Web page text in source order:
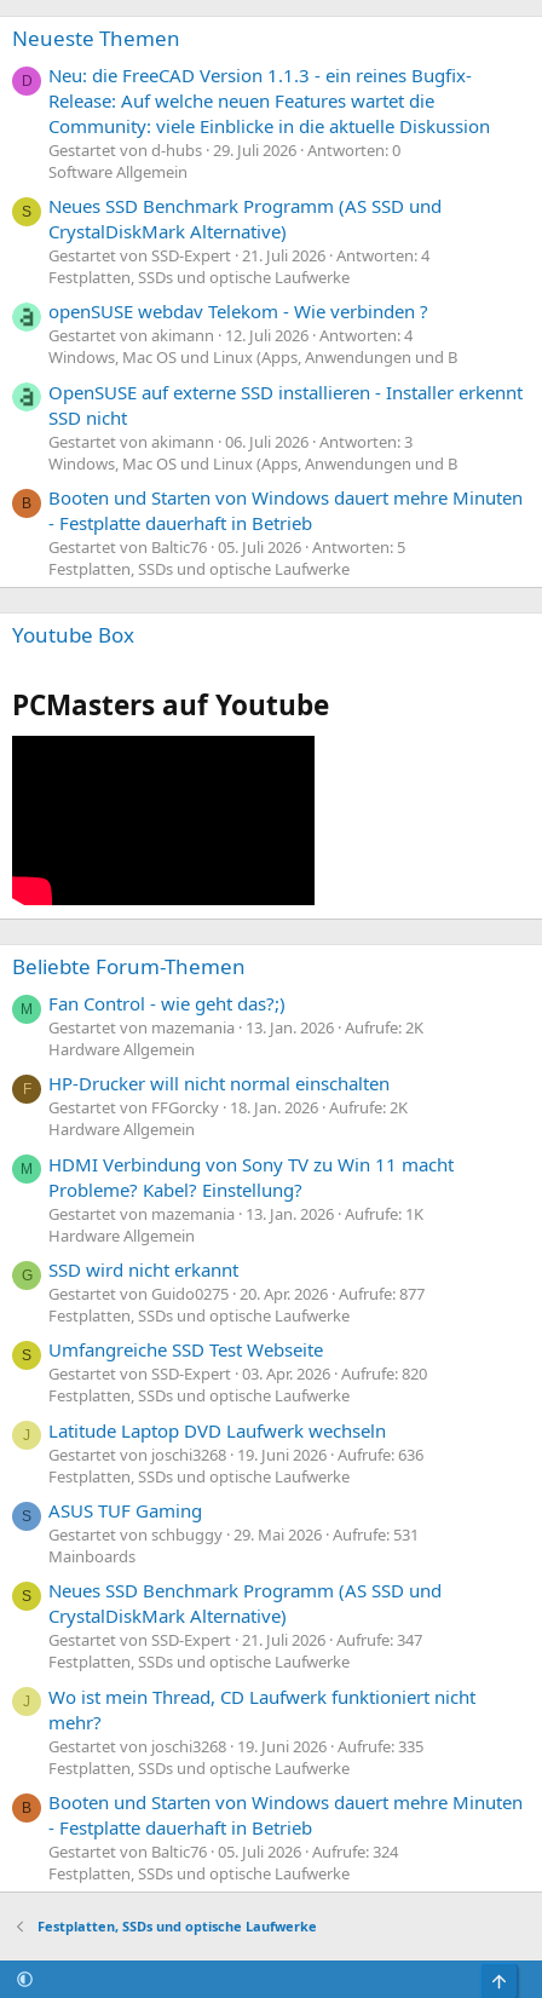
Neueste Themen
D
Neu: die FreeCAD Version 1.1.3 - ein reines Bugfix-
Release: Auf welche neuen Features wartet die
Community: viele Einblicke in die aktuelle Diskussion
Gestartet von d-hubs 29. Juli 2026 Antworten: 0
Software Allgemein
S
Neues SSD Benchmark Programm (AS SSD und
CrystalDiskMark Alternative)
Gestartet von SSD-Expert 21. Juli 2026 Antworten: 4
Festplatten, SSDs und optische Laufwerke
openSUSE webdav Telekom - Wie verbinden ?
Gestartet von akimann 12. Juli 2026 Antworten: 4
Windows, Mac OS und Linux (Apps, Anwendungen und B
OpenSUSE auf externe SSD installieren - Installer erkennt
SSD nicht
Gestartet von akimann 06. Juli 2026 Antworten: 3
Windows, Mac OS und Linux (Apps, Anwendungen und B
B
Booten und Starten von Windows dauert mehre Minuten
- Festplatte dauerhaft in Betrieb
Gestartet von Baltic76 05. Juli 2026 Antworten: 5
Festplatten, SSDs und optische Laufwerke
Youtube Box
PCMasters auf Youtube
Beliebte Forum-Themen
M Fan Control - wie geht das?;)
Gestartet von mazemania 13. Jan. 2026 Aufrufe: 2K
Hardware Allgemein
F HP-Drucker will nicht normal einschalten
Gestartet von FFGorcky 18. Jan. 2026 Aufrufe: 2K
Hardware Allgemein
M
HDMI Verbindung von Sony TV zu Win 11 macht
Probleme? Kabel? Einstellung?
Gestartet von mazemania 13. Jan. 2026 Aufrufe: 1K
Hardware Allgemein
G SSD wird nicht erkannt
Gestartet von Guido0275 20. Apr. 2026 Aufrufe: 877
Festplatten, SSDs und optische Laufwerke
S Umfangreiche SSD Test Webseite
Gestartet von SSD-Expert 03. Apr. 2026 Aufrufe: 820
Festplatten, SSDs und optische Laufwerke
J Latitude Laptop DVD Laufwerk wechseln
Gestartet von joschi3268 19. Juni 2026 Aufrufe: 636
Festplatten, SSDs und optische Laufwerke
S ASUS TUF Gaming
Gestartet von schbuggy 29. Mai 2026 Aufrufe: 531
Mainboards
S
Neues SSD Benchmark Programm (AS SSD und
CrystalDiskMark Alternative)
Gestartet von SSD-Expert 21. Juli 2026 Aufrufe: 347
Festplatten, SSDs und optische Laufwerke
J
Wo ist mein Thread, CD Laufwerk funktioniert nicht
mehr?
Gestartet von joschi3268 19. Juni 2026 Aufrufe: 335
Festplatten, SSDs und optische Laufwerke
B
Booten und Starten von Windows dauert mehre Minuten
- Festplatte dauerhaft in Betrieb
Gestartet von Baltic76 05. Juli 2026 Aufrufe: 324
Festplatten, SSDs und optische Laufwerke
Festplatten, SSDs und optische Laufwerke